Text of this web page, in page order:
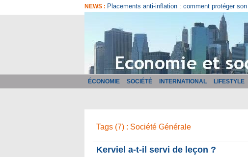
NEWS : Comment bien choisir son logiciel de facturation ?
ÉCONOMIE SOCIÉTÉ INTERNATIONAL LIFESTYLE
Tags (7) : Société Générale
Kerviel a-t-il servi de leçon ?